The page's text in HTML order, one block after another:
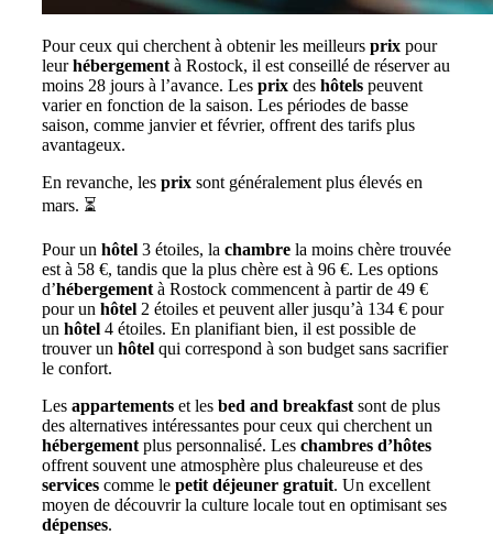
Pour ceux qui cherchent à obtenir les meilleurs prix pour
leurhébergement à Rostock, il est conseillé de réserver au
moins 28 jours à l’avance. Les prix des hôtels peuvent
varier en fonction de la saison. Les périodes de basse
saison, comme janvier et février, offrent des tarifs plus
avantageux.
En revanche, les prix sont généralement plus élevés en
mars. ⏳
Pour un hôtel 3 étoiles, la chambre la moins chère trouvée
est à 58 €, tandis que la plus chère est à 96 €. Les options
d’hébergement à Rostock commencent à partir de 49 €
pour un hôtel 2 étoiles et peuvent aller jusqu’à 134 € pour
un hôtel 4 étoiles. En planifiant bien, il est possible de
trouver un hôtel qui correspond à son budget sans sacrifier
le confort.
Les appartements et les bed and breakfast sont de plus
des alternatives intéressantes pour ceux qui cherchent un
hébergement plus personnalisé. Les chambres d’hôtes
offrent souvent une atmosphère plus chaleureuse et des
services comme le petit déjeuner gratuit. Un excellent
moyen de découvrir la culture locale tout en optimisant ses
dépenses.